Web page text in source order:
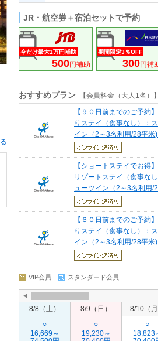
JR・航空券＋宿泊セットで予約
今だけ最大1万円補助
500円補助
期間限定3％OFF
300円補
おすすめプラン 【会員料金（大人1名）
【９０日前までのご予約
りステイ（食事なし）：
イン（2～3名利用/28平米
【ショートステイでお得
リゾートステイ（食事な
ューツイン（2～3名利用/
【６０日前までのご予約
りステイ（食事なし）：
イン（2～3名利用/28平米
VIP会員 スタンダード会員
8/8（土） 8/9（日） 8/10（月
○
16,669～
○
19,230～
○
18,823